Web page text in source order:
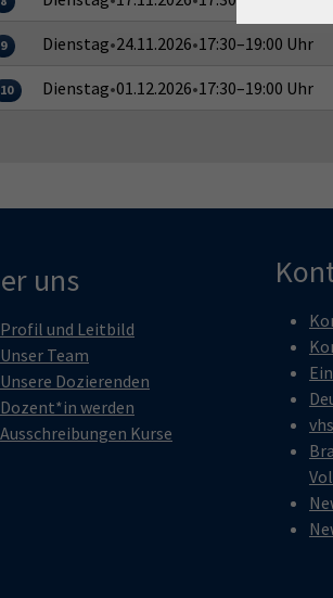
9 Dienstag•24.11.2026•17:30–19:00 Uhr
10 Dienstag•01.12.2026•17:30–19:00 Uhr
uns
Profil und Leitbild
Unser Team
Unsere Dozierenden
Dozent*in werden
Ausschreibungen Kurse